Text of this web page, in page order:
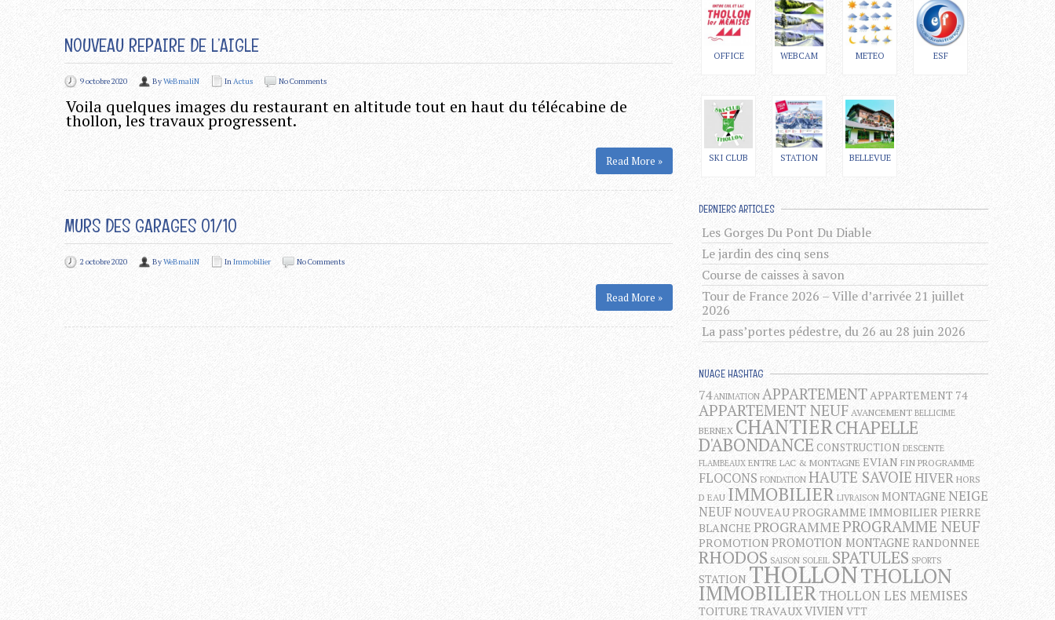
NOUVEAU REPAIRE DE L’AIGLE
9 octobre 2020 ByWeBmaliN InActus No Comments
Voila quelques images du restaurant en altitude tout en haut du télécabine de
thollon, les travaux progressent.
Read More »
MURS DES GARAGES 01/10
2 octobre 2020 ByWeBmaliN InImmobilier No Comments
Read More »
OFFICE WEBCAM METEO ESF
SKI CLUB STATION BELLEVUE
DERNIERS ARTICLES
Les Gorges Du Pont Du Diable
Le jardin des cinq sens
Course de caisses à savon
Tour de France 2026 – Ville d’arrivée 21 juillet
2026
La pass’portes pédestre, du 26 au 28 juin 2026
NUAGE HASHTAG
74 ANIMATION APPARTEMENTAPPARTEMENT 74
APPARTEMENT NEUF AVANCEMENT BELLICIME
BERNEX CHANTIERCHAPELLE
D'ABONDANCE CONSTRUCTION DESCENTE
FLAMBEAUX ENTRE LAC & MONTAGNE EVIAN FIN PROGRAMME
FLOCONS FONDATION HAUTE SAVOIE HIVER HORS
D EAU IMMOBILIER LIVRAISON MONTAGNE NEIGE
NEUF NOUVEAU PROGRAMME IMMOBILIERPIERRE
BLANCHE PROGRAMMEPROGRAMME NEUF
PROMOTION PROMOTION MONTAGNE RANDONNEE
RHODOS SAISON SOLEIL SPATULES SPORTS
STATION THOLLONTHOLLON
IMMOBILIERTHOLLON LES MEMISES
TOITURE TRAVAUXVIVIENVTT